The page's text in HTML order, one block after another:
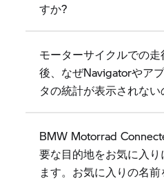
すか?
モーターサイクルでの走
後、なぜNavigatorやア
タの統計が表示されな
BMW Motorrad
要な目的地をお気に入
ます。お気に入りの名